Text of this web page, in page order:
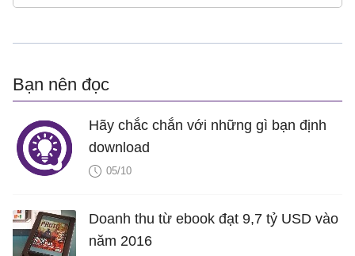
Bạn nên đọc
Hãy chắc chắn với những gì bạn định
download
05/10
Doanh thu từ ebook đạt 9,7 tỷ USD vào
năm 2016